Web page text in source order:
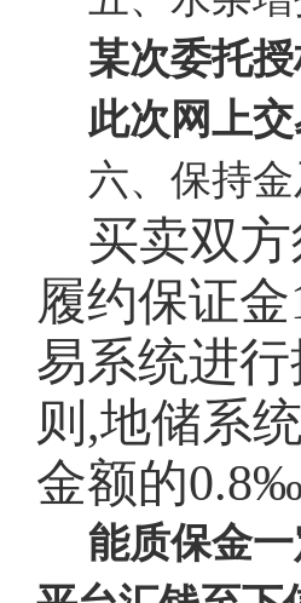
某次委托
此次网上
六、保持
买卖双
履约保证
易系统进
则,地储系
金额的
能质保金